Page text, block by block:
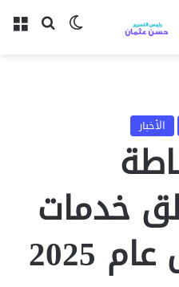
بحث عنالوضع
الأخبار
خدمات
2025